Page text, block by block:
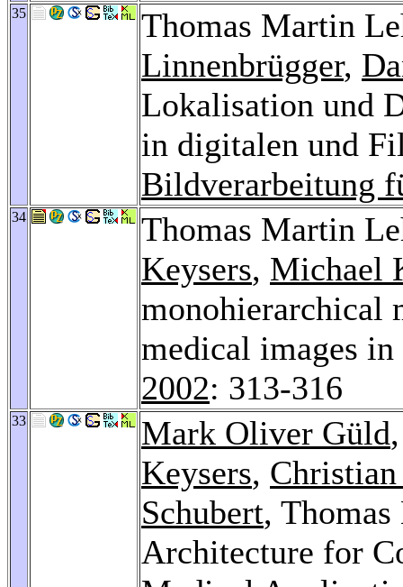
35
Thomas Martin
Linnenbrügger,
Lokalisation und
in digitalen und
Bildverarbeitung
34
Thomas Martin
Keysers, Michael
monohierarchical
medical images
2002: 313-316
33 Mark Oliver Güld
Keysers,
Schubert,
Architecture for